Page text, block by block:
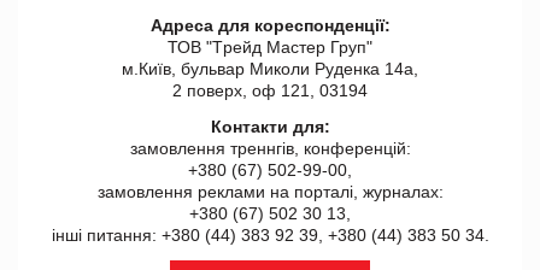
Адреса для кореспонденції:
ТОВ "Tрейд Мастер Груп"
м.Київ, бульвар Миколи Руденка 14а,
2 поверх, оф 121, 03194
Контакти для:
замовлення треннгів, конференцій:
+380 (67) 502-99-00,
замовлення реклами на порталі, журналах:
+380 (67) 502 30 13,
інші питання: +380 (44) 383 92 39, +380 (44) 383 50 34.